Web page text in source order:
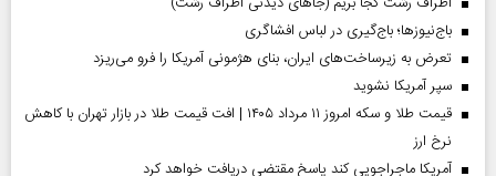
باج‌نیوزها؛ باج‌گیری در لباس افشاگری
تعرض به زیرساخت‌های ایران، بنای هژمونی آمریکا را فرو می‌ریزد
سپر آمریکا نشوید
قیمت طلا و سکه امروز ۱۱ مرداد ۱۴۰۵ | افت قیمت طلا در بازار تهران با کاهش
نرخ ارز
آمریکا ماجراجویی کند پاسخ مقتضی دریافت خواهد کرد